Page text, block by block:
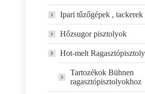
Ipari tűzőgépek , tackerek
Hőzsugor pisztolyok
Hot-melt Ragasztópisztoly
Tartozékok Bühnen
ragasztópisztolyokhoz